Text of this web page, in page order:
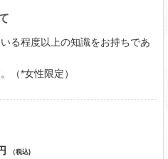
る程度以上の知識をお持ちであ
（*女性限定）
（税込)